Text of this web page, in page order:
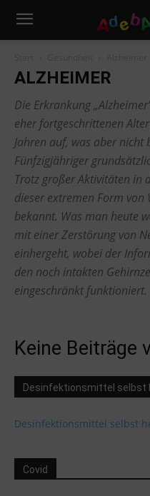
ALZHEIMER
Die Erkrankung
eher fortgeschrittenen
Jahren auf, was aber nicht
Fünfzigjähriger
Trotz großer Aktivitäten in
dieser extremen Form von
bekannt. Was man heute
mit einer Zerstörung von
einhergeht, wobei der
den noch intakten
eingeschränkt funktioniert.
Keine Beiträge
Desinfektionsmittel selbst
Desinfektionsmittel selbst
Covid